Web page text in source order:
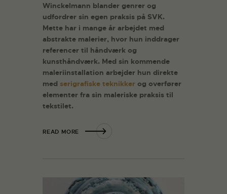
Winckelmann blander genrer og
udfordrer sin egen praksis på SVK.
Mette har i mange år arbejdet med
abstrakte malerier, hvor hun inddrager
referencer til håndværk og
kunsthåndværk. Med sin kommende
maleriinstallation arbejder hun direkte
med serigrafiske teknikker og overfører
elementer fra sin maleriske praksis til
tekstilet.
READ MORE